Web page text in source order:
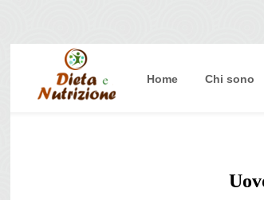
Home Chi sono